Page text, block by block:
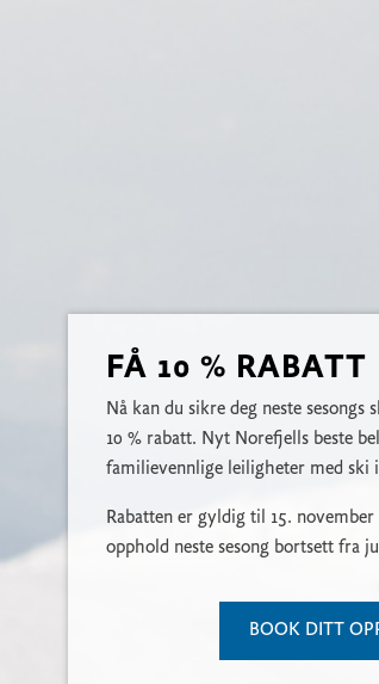
FÅ 10 % RABATT
Nå kan du sikre deg neste sesongs
10 % rabatt. Nyt Norefjells beste
familievennlige leiligheter med ski
Rabatten er gyldig til 15.
opphold neste sesong bortsett fra
BOOK DITT